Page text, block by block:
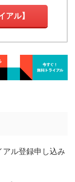
ル】
ル登録申し込み